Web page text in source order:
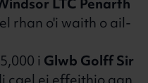
rhan o'i waith o ail-
iGlwb Golff Sir